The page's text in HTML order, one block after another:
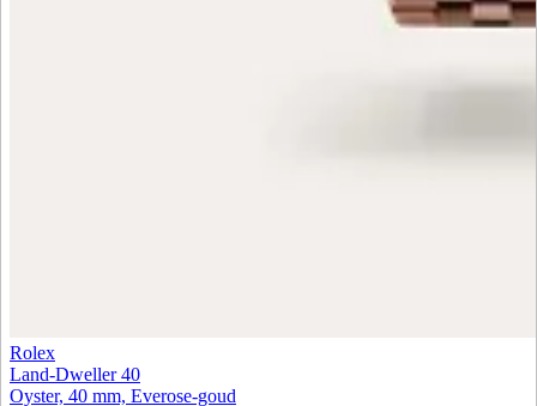
Rolex
Land-Dweller 40
Oyster, 40 mm, Everose-goud